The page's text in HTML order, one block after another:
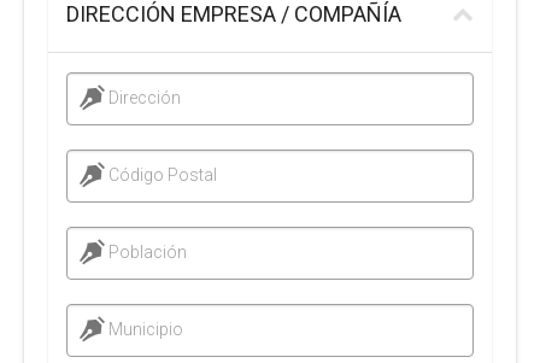
DIRECCIÓN EMPRESA / COMPAÑÍA
Dirección
Código Postal
Población
Municipio